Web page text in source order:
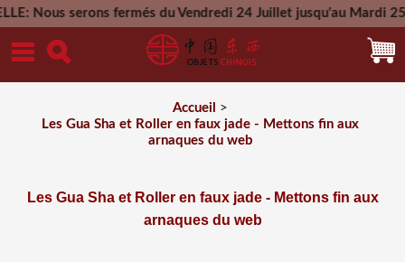
serons fermés du Vendredi 24 Juillet jusqu'au Mardi 25
Mercredi 26
Accueil
>
Les Gua Sha et Roller en faux jade - Mettons fin aux
arnaques du web
Les Gua Sha et Roller en faux jade - Mettons fin aux
arnaques du web